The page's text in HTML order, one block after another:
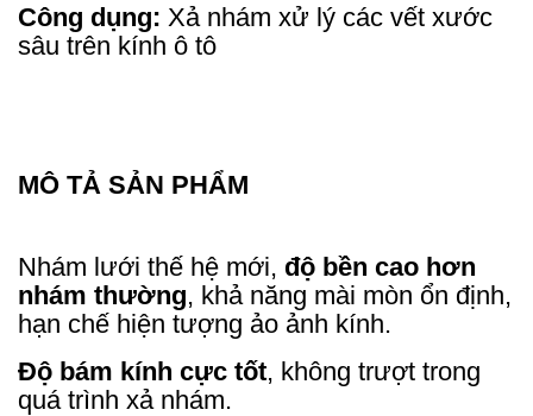
Công dụng: Xả nhám xử lý các vết xước
sâu trên kính ô tô
MÔ TẢ SẢN PHẨM
Nhám lưới thế hệ mới, độ bền cao hơn
nhám thường, khả năng mài mòn ổn định,
hạn chế hiện tượng ảo ảnh kính.
Độ bám kính cực tốt, không trượt trong
quá trình xả nhám.